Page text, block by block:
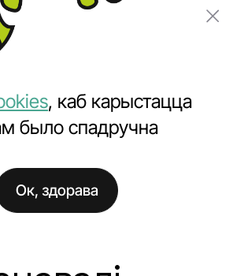
стыль ТАА "Продуктория"
, каб карыстацца
было спадручна
Ок, здорава